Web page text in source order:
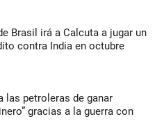
Brasil irá a Calcuta a jugar un
contra India en octubre
las petroleras de ganar
gracias a la guerra con